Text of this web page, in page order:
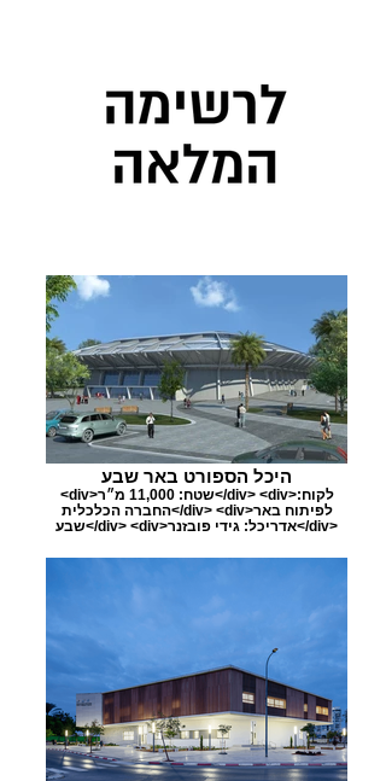
היכל הספורט באר שבע
<div>שטח: 11,000 מ״ר</div> <div>לקוח:
החברה הכלכלית</div> <div>לפיתוח באר
שבע</div> <div>אדריכל: גידי פובזנר</div>